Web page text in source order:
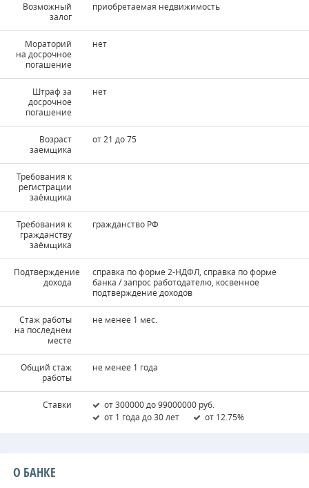
Возможный
залог
приобретаемая недвижимость
Мораторий
на досрочное
погашение
нет
Штраф за
досрочное
погашение
нет
Возраст
заемщика
от 21 до 75
Требования к
регистрации
заёмщика
Требования к
гражданству
заёмщика
гражданство РФ
Подтверждение
дохода
справка по форме 2-НДФЛ, справка по форме
банка / запрос работодателю, косвенное
подтверждение доходов
Стаж работы
на последнем
месте
не менее 1 мес.
Общий стаж
работы
не менее 1 года
Ставки
от 300000 до 99000000 руб.
от 1 года до 30 лет
от 12.75%
О БАНКЕ